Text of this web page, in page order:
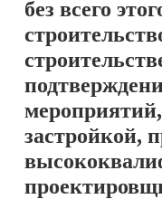
без всего
застройкой,